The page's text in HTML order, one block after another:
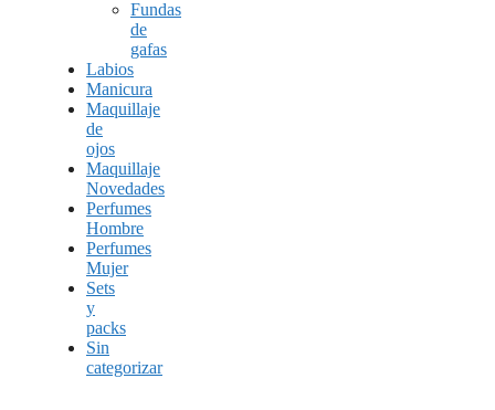
Fundas
de
gafas
Labios
Manicura
Maquillaje
de
ojos
Maquillaje
Novedades
Perfumes
Hombre
Perfumes
Mujer
Sets
y
packs
Sin
categorizar